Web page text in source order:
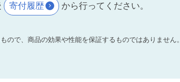
寄付履歴 から行ってください。
で、商品の効果や性能を保証するものではありません。